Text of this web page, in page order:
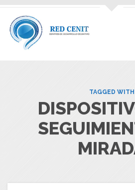
TAGGED WITH